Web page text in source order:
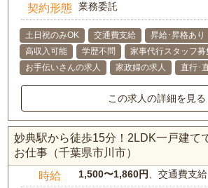
契約形態 業務委託
土日祝のみOK 交通費支給 昇給･昇格あり
高収入可能
学歴不問
家事代行スタッフ募
お手伝いさんの求人
家政婦の求人 直行･
この求人の詳細を見る
妙典駅から徒歩15分！2LDK一戸建て
お仕事（千葉県市川市）
時給 1,500〜1,860円、交通費支